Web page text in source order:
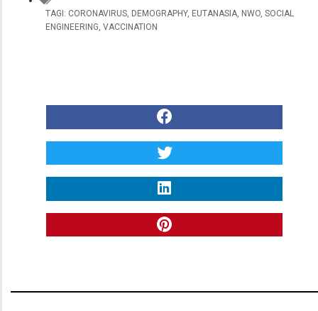
TAGI: CORONAVIRUS, DEMOGRAPHY, EUTANASIA, NWO, SOCIAL
ENGINEERING, VACCINATION